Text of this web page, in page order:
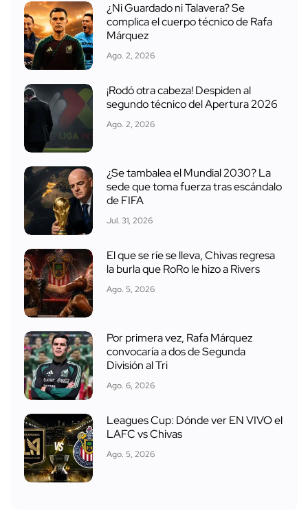
¿Ni Guardado ni Talavera? Se
complica el cuerpo técnico de Rafa
Márquez
Ago. 2, 2026
¡Rodó otra cabeza! Despiden al
segundo técnico del Apertura 2026
Ago. 2, 2026
¿Se tambalea el Mundial 2030? La
sede que toma fuerza tras escándalo
de FIFA
Jul. 31, 2026
El que se ríe se lleva, Chivas regresa
la burla que RoRo le hizo a Rivers
Ago. 5, 2026
Por primera vez, Rafa Márquez
convocaría a dos de Segunda
División al Tri
Ago. 6, 2026
Leagues Cup: Dónde ver EN VIVO el
LAFC vs Chivas
Ago. 5, 2026